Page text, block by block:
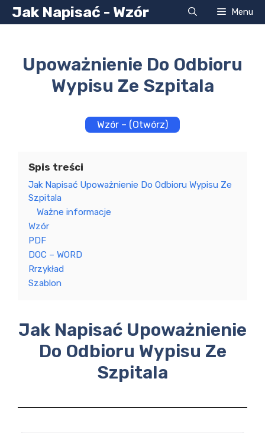
Przejdź
do
Jak Napisać - Wzór Menu
Upoważnienie Do Odbioru
Wypisu Ze Szpitala
Wzór – (Otwórz)
Spis treści
Jak Napisać Upoważnienie Do Odbioru Wypisu Ze
Szpitala
Ważne informacje
Wzór
PDF
DOC – WORD
Rrzykład
Szablon
Jak Napisać Upoważnienie
Do Odbioru Wypisu Ze
Szpitala